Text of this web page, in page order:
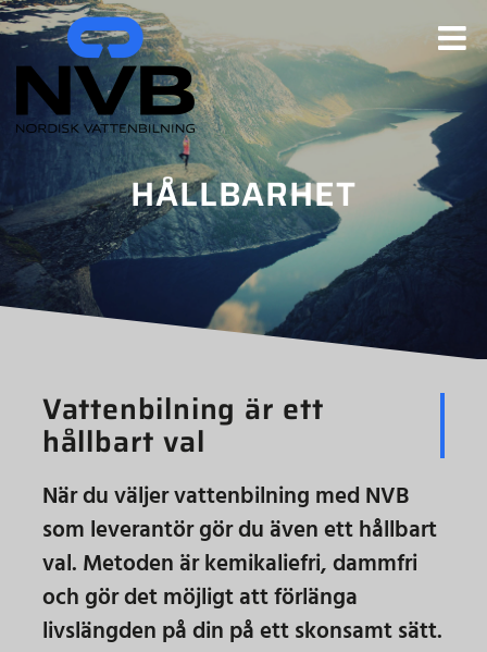
Fortsätt
till
innehållet
HÅLLBARHET
Vattenbilning är ett
hållbart val
När du väljer vattenbilning med NVB
som leverantör gör du även ett hållbart
val. Metoden är kemikaliefri, dammfri
och gör det möjligt att förlänga
livslängden på din på ett skonsamt sätt.